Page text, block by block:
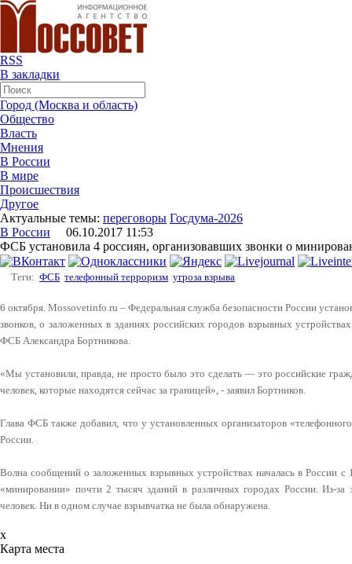
RSS
В закладки
Город (Москва и область)
Общество
Власть
Мнения
В России
В мире
Происшествия
Другое
Актуальные темы: переговоры Госдума-2026
В России 06.10.2017 11:53
ФСБ установила 4 россиян, организовавших звонки о
Теги: ФСБ телефонный терроризм угроза взрыва
6 октября. Mossovetinfo.ru – Федеральная служба безопасности России
звонков, о заложенных в зданиях российских городов взрывных
ФСБ Александра Бортникова.
«Мы установили, правда, не просто было это сделать — это российские
человек, которые находятся сейчас за границей», - заявил Бортников.
Глава ФСБ также добавил, что у установленных организаторов
России.
Волна сообщений о заложенных взрывных устройствах началась в России с
«минировании» почти 2 тысяч зданий в различных городах России. Из-за
человек. Ни в одном случае взрывчатка не была обнаружена.
x
Карта места